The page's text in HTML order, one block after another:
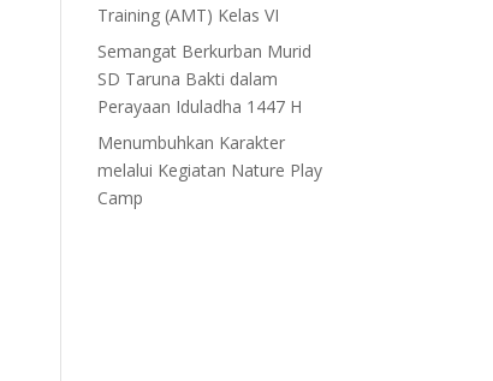
Training (AMT) Kelas VI
Semangat Berkurban Murid
SD Taruna Bakti dalam
Perayaan Iduladha 1447 H
Menumbuhkan Karakter
melalui Kegiatan Nature Play
Camp